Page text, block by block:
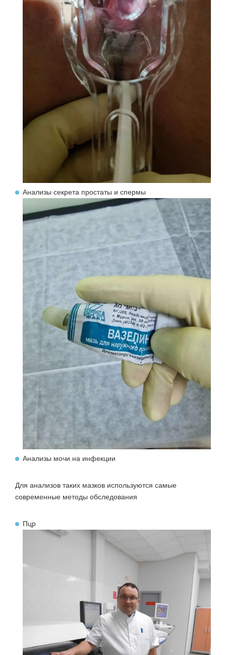
Анализы секрета простаты и спермы
Анализы мочи на инфекции
Для анализов таких мазков используются самые
современные методы обследования
Пцр